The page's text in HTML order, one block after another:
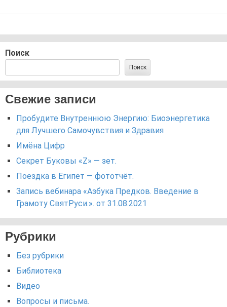
Поиск
Поиск
Свежие записи
Пробудите Внутреннюю Энергию: Биоэнергетика
для Лучшего Самочувствия и Здравия
Имёна Цифр
Секрет Буковы «Z» — зет.
Поездка в Египет — фототчёт.
Запись вебинара «Азбука Предков. Введение в
Грамоту СвятРуси.». от 31.08.2021
Рубрики
Без рубрики
Библиотека
Видео
Вопросы и письма.